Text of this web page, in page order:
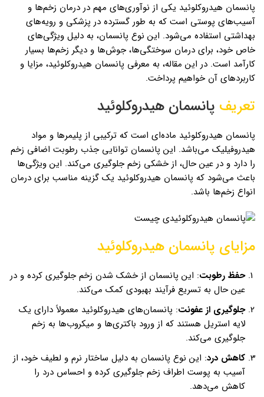
پانسمان هیدروکلوئید یکی از نوآوری‌های مهم در درمان زخم‌ها و
آسیب‌های پوستی است که به طور گسترده در پزشکی و رویه‌های
بهداشتی استفاده می‌شود. این نوع پانسمان، به دلیل ویژگی‌های
خاص خود، برای درمان سوختگی‌ها، جوش‌ها و دیگر زخم‌ها بسیار
کارآمد است. در این مقاله، به معرفی پانسمان هیدروکلوئید، مزایا و
کاربردهای آن خواهیم پرداخت.
تعریف پانسمان هیدروکلوئید
پانسمان هیدروکلوئید ماده‌ای است که ترکیبی از پلیمرها و مواد
هیدروفیلیک می‌باشد. این پانسمان توانایی جذب رطوبت اضافی زخم
را دارد و در عین حال، از خشکی زخم جلوگیری می‌کند. این ویژگی‌ها
باعث می‌شود که پانسمان هیدروکلوئید یک گزینه مناسب برای درمان
انواع زخم‌ها باشد.
مزایای پانسمان هیدروکلوئید
حفظ رطوبت: این پانسمان از خشک شدن زخم جلوگیری کرده و در
عین حال به تسریع فرآیند بهبودی کمک می‌کند.
جلوگیری از عفونت: پانسمان‌های هیدروکلوئید معمولاً دارای یک
لایه استریل هستند که از ورود باکتری‌ها و میکروب‌ها به زخم
جلوگیری می‌کند.
کاهش درد: این نوع پانسمان به دلیل ساختار نرم و لطیف خود، از
آسیب به پوست اطراف زخم جلوگیری کرده و احساس درد را
کاهش می‌دهد.